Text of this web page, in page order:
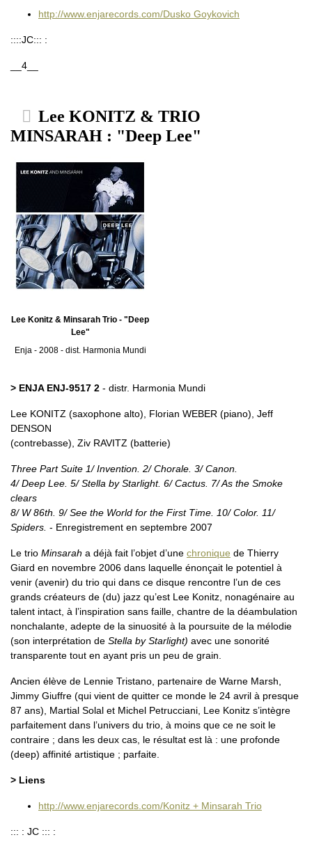
http://www.enjarecords.com/Dusko Goykovich
::::JC::: :
__4__
Lee KONITZ & TRIO
MINSARAH : "Deep Lee"
Lee Konitz & Minsarah Trio - "Deep
Lee"
Enja - 2008 - dist. Harmonia Mundi
> ENJA ENJ-9517 2 - distr. Harmonia Mundi
Lee KONITZ (saxophone alto), Florian WEBER (piano), Jeff
DENSON
(contrebasse), Ziv RAVITZ (batterie)
Three Part Suite 1/ Invention. 2/ Chorale. 3/ Canon.
4/ Deep Lee. 5/ Stella by Starlight. 6/ Cactus. 7/ As the Smoke
clears
8/ W 86th. 9/ See the World for the First Time. 10/ Color. 11/
Spiders. - Enregistrement en septembre 2007
Le trio Minsarah a déjà fait l’objet d’une chronique de Thierry
Giard en novembre 2006 dans laquelle énonçait le potentiel à
venir (avenir) du trio qui dans ce disque rencontre l’un de ces
grands créateurs de (du) jazz qu’est Lee Konitz, nonagénaire au
talent intact, à l’inspiration sans faille, chantre de la déambulation
nonchalante, adepte de la sinuosité à la poursuite de la mélodie
(son interprétation de Stella by Starlight) avec une sonorité
transparente tout en ayant pris un peu de grain.
Ancien élève de Lennie Tristano, partenaire de Warne Marsh,
Jimmy Giuffre (qui vient de quitter ce monde le 24 avril à presque
87 ans), Martial Solal et Michel Petrucciani, Lee Konitz s’intègre
parfaitement dans l’univers du trio, à moins que ce ne soit le
contraire ; dans les deux cas, le résultat est là : une profonde
(deep) affinité artistique ; parfaite.
> Liens
http://www.enjarecords.com/Konitz + Minsarah Trio
::: : JC ::: :